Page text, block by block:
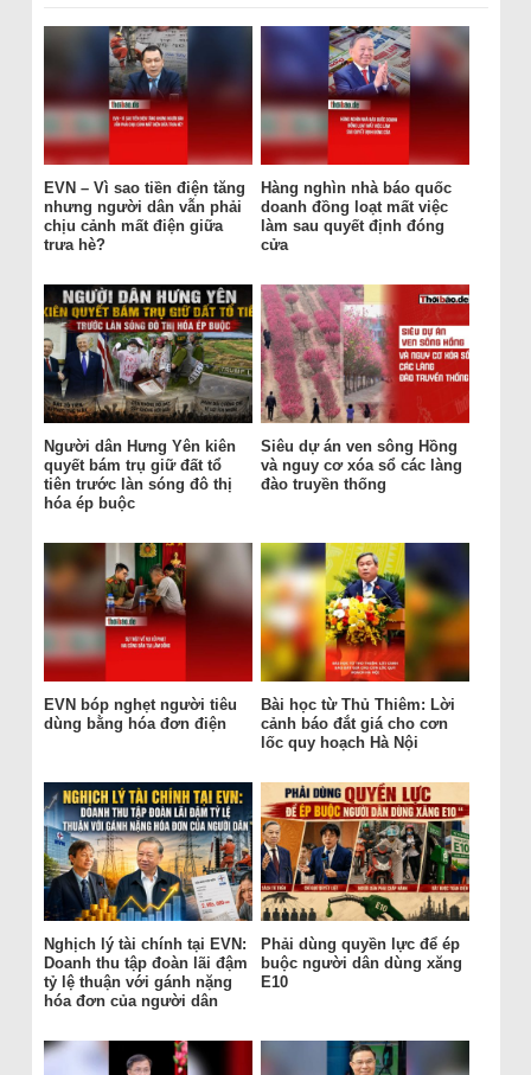
EVN – Vì sao tiền điện tăng
nhưng người dân vẫn phải
chịu cảnh mất điện giữa
trưa hè?
Hàng nghìn nhà báo quốc
doanh đồng loạt mất việc
làm sau quyết định đóng
cửa
Người dân Hưng Yên kiên
quyết bám trụ giữ đất tổ
tiên trước làn sóng đô thị
hóa ép buộc
Siêu dự án ven sông Hồng
và nguy cơ xóa sổ các làng
đào truyền thống
EVN bóp nghẹt người tiêu
dùng bằng hóa đơn điện
Bài học từ Thủ Thiêm: Lời
cảnh báo đắt giá cho cơn
lốc quy hoạch Hà Nội
Nghịch lý tài chính tại EVN:
Doanh thu tập đoàn lãi đậm
tỷ lệ thuận với gánh nặng
hóa đơn của người dân
Phải dùng quyền lực để ép
buộc người dân dùng xăng
E10